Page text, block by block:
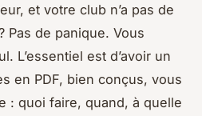
et votre club n’a pas de
Pas de panique. Vous
L’essentiel est d’avoir un
en PDF, bien conçus, vous
: quoi faire, quand, à quelle